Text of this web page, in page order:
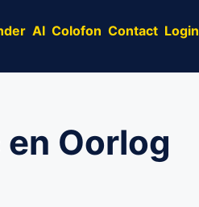
AI Colofon Contact Login
Oorlog